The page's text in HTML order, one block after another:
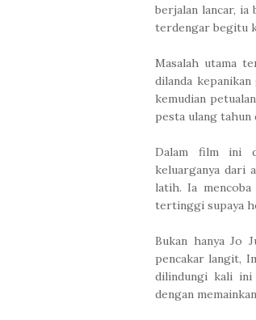
berjalan lancar, ia
terdengar begitu
Masalah utama
dilanda
kemudian
pesta ulang tahun
Dalam film ini
keluarganya dari
latih. Ia
tertinggi supaya
Bukan hanya Jo
pencakar langit,
dilindungi kali ini
dengan